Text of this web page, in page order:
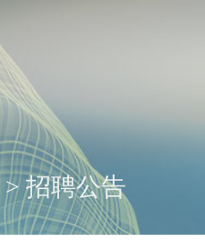
>招聘公告